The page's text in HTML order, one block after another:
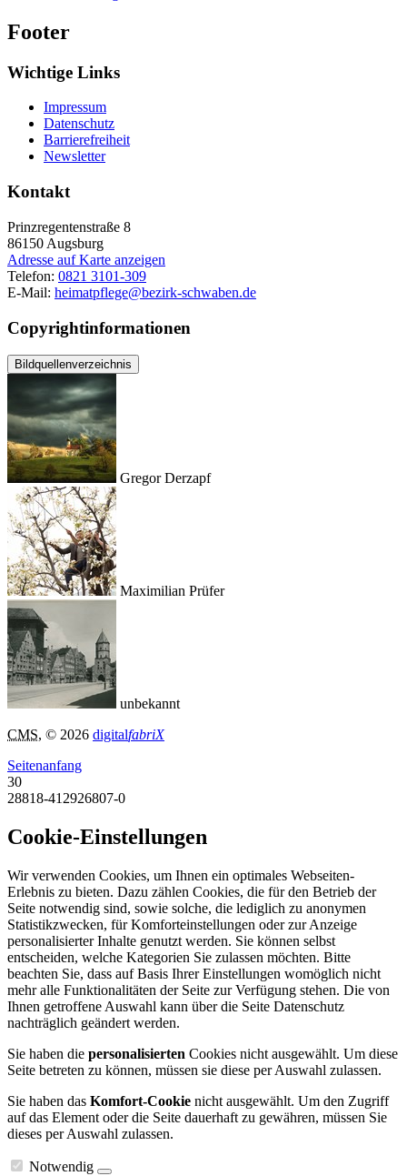
Footer
Wichtige Links
Impressum
Datenschutz
Barrierefreiheit
Newsletter
Kontakt
Prinzregentenstraße 8
86150 Augsburg
Adresse auf Karte anzeigen
Telefon: 0821 3101-309
E-Mail: heimatpflege@bezirk-schwaben.de
Copyrightinformationen
Bildquellenverzeichnis
Gregor Derzapf
Maximilian Prüfer
unbekannt
CMS, © 2026 digitalfabriX
Seitenanfang
30
28818-412926807-0
Cookie-Einstellungen
Wir verwenden Cookies, um Ihnen ein optimales Webseiten-
Erlebnis zu bieten. Dazu zählen Cookies, die für den Betrieb der
Seite notwendig sind, sowie solche, die lediglich zu anonymen
Statistikzwecken, für Komforteinstellungen oder zur Anzeige
personalisierter Inhalte genutzt werden. Sie können selbst
entscheiden, welche Kategorien Sie zulassen möchten. Bitte
beachten Sie, dass auf Basis Ihrer Einstellungen womöglich nicht
mehr alle Funktionalitäten der Seite zur Verfügung stehen. Die von
Ihnen getroffene Auswahl kann über die Seite Datenschutz
nachträglich geändert werden.
Sie haben die personalisierten Cookies nicht ausgewählt. Um diese
Seite betreten zu können, müssen sie diese per Auswahl zulassen.
Sie haben das Komfort-Cookie nicht ausgewählt. Um den Zugriff
auf das Element oder die Seite dauerhaft zu gewähren, müssen Sie
dieses per Auswahl zulassen.
Notwendig